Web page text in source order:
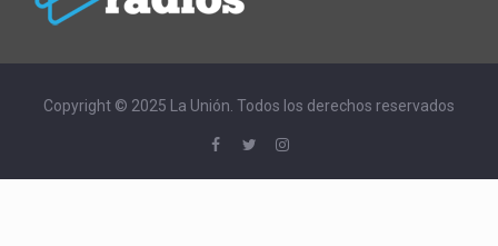
Copyright © 2025 La Unión. Todos los derechos reservados